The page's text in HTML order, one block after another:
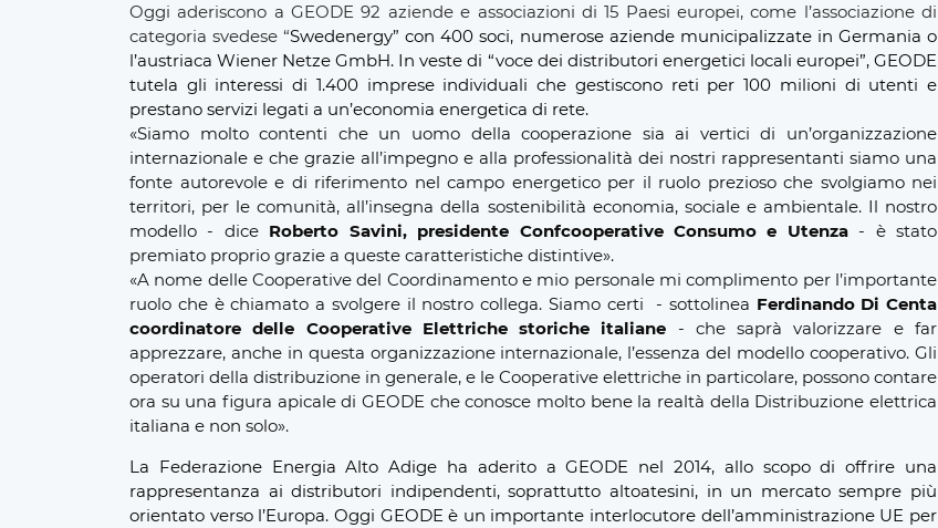
Oggi aderiscono a GEODE 92 aziende e associazioni di 15 Paesi europei, come l’associazione di
categoria svedese “Swedenergy” con 400 soci, numerose aziende municipalizzate in Germania o
l’austriaca Wiener Netze GmbH. In veste di “voce dei distributori energetici locali europei”, GEODE
tutela gli interessi di 1.400 imprese individuali che gestiscono reti per 100 milioni di utenti e
prestano servizi legati a un’economia energetica di rete.
«Siamo molto contenti che un uomo della cooperazione sia ai vertici di un’organizzazione
internazionale e che grazie all’impegno e alla professionalità dei nostri rappresentanti siamo una
fonte autorevole e di riferimento nel campo energetico per il ruolo prezioso che svolgiamo nei
territori, per le comunità, all’insegna della sostenibilità economia, sociale e ambientale. Il nostro
modello - dice Roberto Savini, presidente Confcooperative Consumo e Utenza- è stato
premiato proprio grazie a queste caratteristiche distintive».
«A nome delle Cooperative del Coordinamento e mio personale mi complimento per l’importante
ruolo che è chiamato a svolgere il nostro collega. Siamo certi - sottolinea Ferdinando Di Centa
coordinatore delle Cooperative Elettriche storiche italiane - che saprà valorizzare e far
apprezzare, anche in questa organizzazione internazionale, l’essenza del modello cooperativo. Gli
operatori della distribuzione in generale, e le Cooperative elettriche in particolare, possono contare
ora su una figura apicale di GEODE che conosce molto bene la realtà della Distribuzione elettrica
italiana e non solo».
La Federazione Energia Alto Adige ha aderito a GEODE nel 2014, allo scopo di offrire una
rappresentanza ai distributori indipendenti, soprattutto altoatesini, in un mercato sempre più
orientato verso l’Europa. Oggi GEODE è un importante interlocutore dell’amministrazione UE per